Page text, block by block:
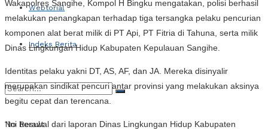
Webtorial
Indeks Berita
No Result
Wakapolres Sangihe, Kompol H Bingku mengatakan, polisi berhasil
melakukan penangkapan terhadap tiga tersangka pelaku pencurian
komponen alat berat milik di PT Api, PT Fitria di Tahuna, serta milik
Dinas Lingkungan Hidup Kabupaten Kepulauan Sangihe.
Identitas pelaku yakni DT, AS, AF, dan JA. Mereka disinyalir
merupakan sindikat pencuri antar provinsi yang melakukan aksinya
begitu cepat dan terencana.
“Ini berawal dari laporan Dinas Lingkungan Hidup Kabupaten